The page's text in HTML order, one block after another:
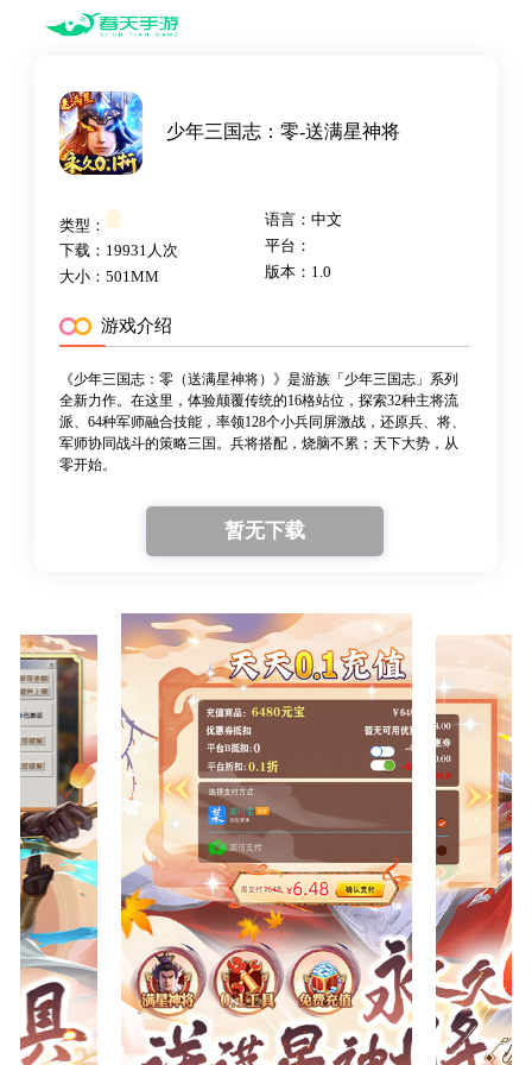
少年三国志：零-送满星神将
类型：
下载：19931人次
大小：501MM
语言：中文
平台：
版本：1.0
游戏介绍
《少年三国志：零（送满星神将）》是游族「少年三国志」系列
全新力作。在这里，体验颠覆传统的16格站位，探索32种主将流
派、64种军师融合技能，率领128个小兵同屏激战，还原兵、将、
军师协同战斗的策略三国。兵将搭配，烧脑不累；天下大势，从
零开始。
暂无下载